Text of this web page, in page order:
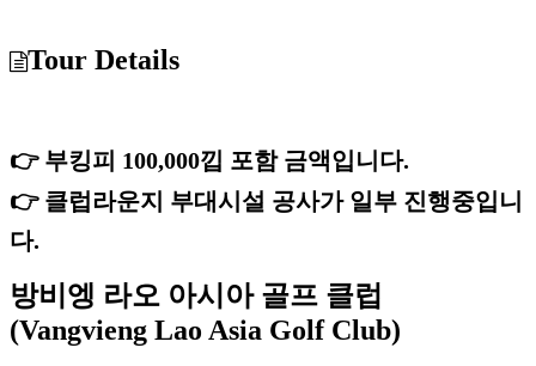
Tour Details
👉 부킹피 100,000낍 포함 금액입니다.
👉 클럽라운지 부대시설 공사가 일부 진행중입니
다.
방비엥 라오 아시아 골프 클럽
(Vangvieng Lao Asia Golf Club)